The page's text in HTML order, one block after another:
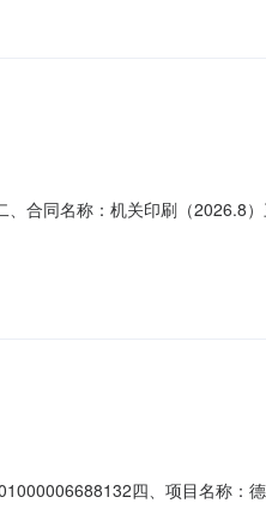
合同名称：机关印刷（2026.8）
求）主要标的数量主要标的单价（
四、项目名称：